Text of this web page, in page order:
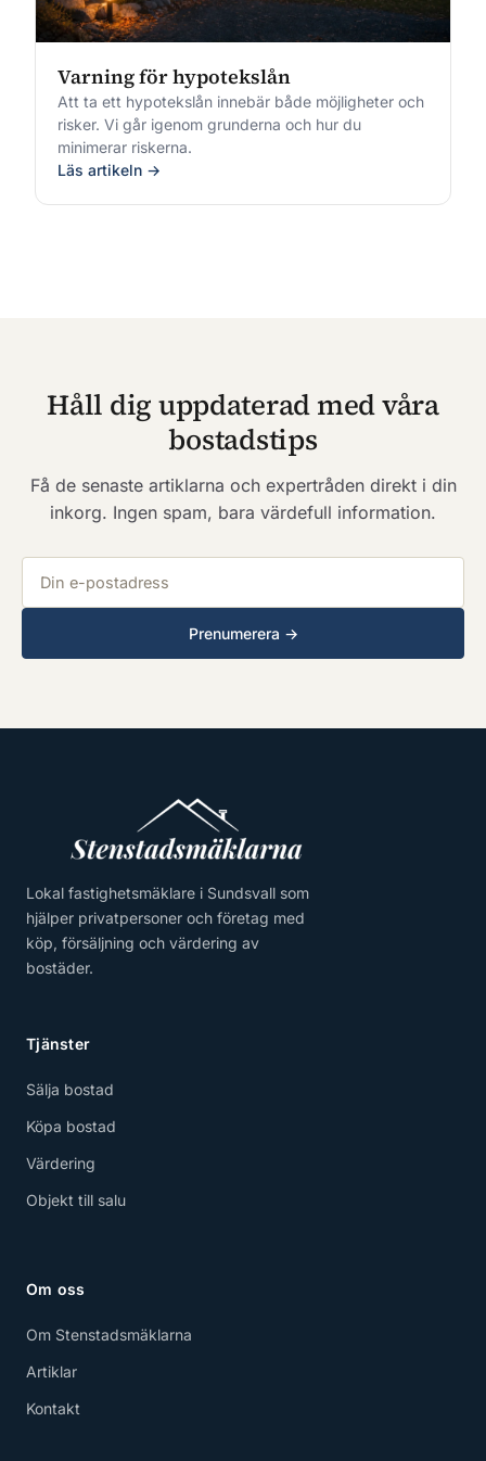
Varning för hypotekslån
Att ta ett hypotekslån innebär både möjligheter och
risker. Vi går igenom grunderna och hur du
minimerar riskerna.
Läs artikeln →
Håll dig uppdaterad med våra
bostadstips
Få de senaste artiklarna och expertråden direkt i din
inkorg. Ingen spam, bara värdefull information.
Prenumerera →
Lokal fastighetsmäklare i Sundsvall som
hjälper privatpersoner och företag med
köp, försäljning och värdering av
bostäder.
Tjänster
Sälja bostad
Köpa bostad
Värdering
Objekt till salu
Om oss
Om Stenstadsmäklarna
Artiklar
Kontakt